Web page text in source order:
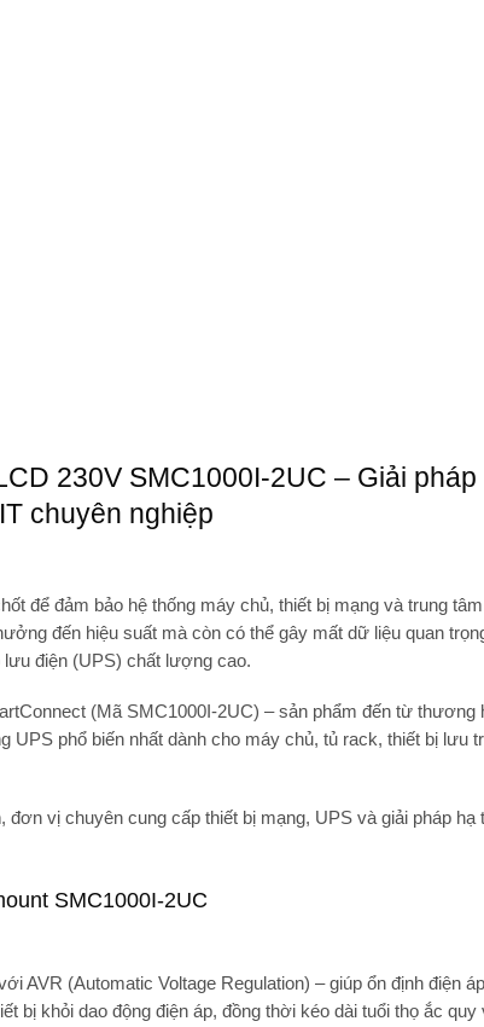
230V SMC1000I-2UC – Giải pháp
chuyên nghiệp
để đảm bảo hệ thống máy chủ, thiết bị mạng và trung
đến hiệu suất mà còn có thể gây mất dữ liệu quan
lưu điện (UPS) chất lượng cao.
(Mã SMC1000I-2UC) – sản phẩm đến từ thương
UPS phổ biến nhất dành cho máy chủ, tủ rack, thiết bị lưu
, đơn vị chuyên cung cấp thiết bị mạng, UPS và giải pháp hạ
SMC1000I-2UC
AVR (Automatic Voltage Regulation) – giúp ổn định điện
bị khỏi dao động điện áp, đồng thời kéo dài tuổi thọ ắc quy